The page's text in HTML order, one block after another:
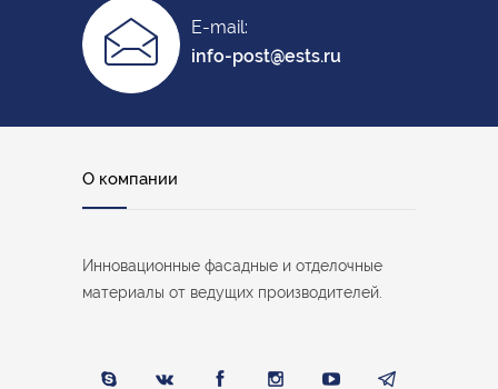
E-mail:
info-post@ests.ru
О компании
Инновационные фасадные и отделочные
материалы от ведущих производителей.